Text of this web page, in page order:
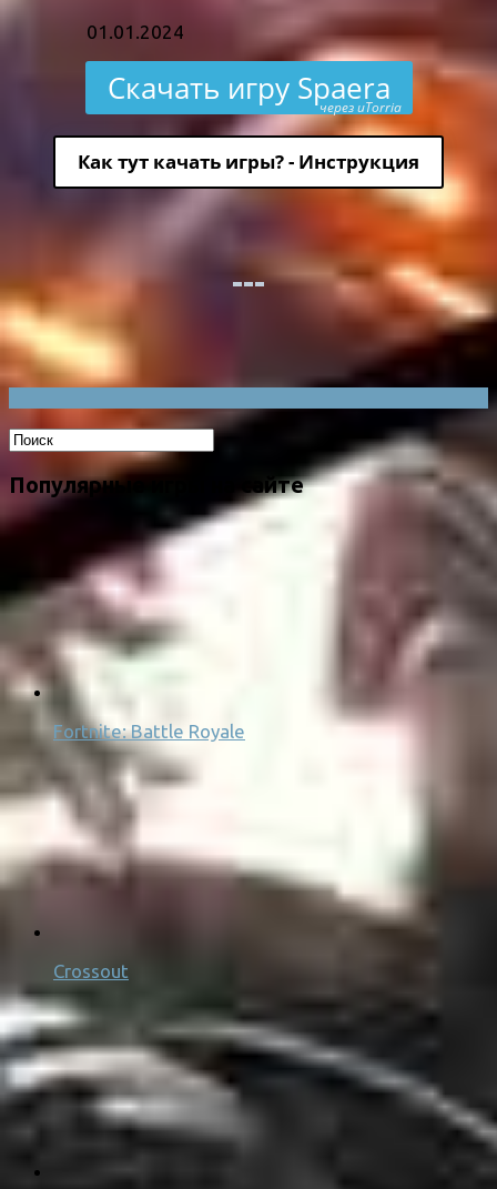
01.01.2024
Скачать игру Spaera
через uTorria
Как тут качать игры? - Инструкция
Популярные игры на сайте
Fortnite: Battle Royale
Crossout